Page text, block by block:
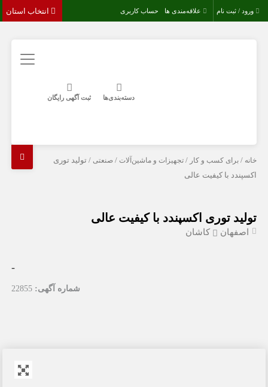
ورود / ثبت نام علاقه‌مندی ها حساب کاربری
دسته‌بندی‌ها ثبت آگهی رایگان
خانه /برای کسب و کار /تجهیزات و ماشین‌آلات /صنعتی / تولید توری
اکسپندد با کیفیت عالی
تولید توری اکسپندد با کیفیت عالی
اصفهان کاشان
-
شماره آگهی: 22855